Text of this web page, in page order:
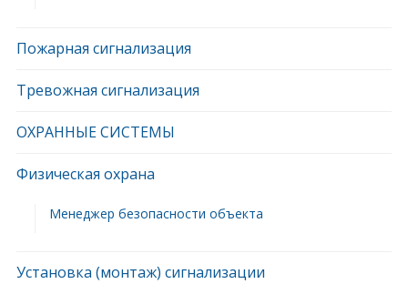
Пожарная сигнализация
Тревожная сигнализация
ОХРАННЫЕ СИСТЕМЫ
Физическая охрана
Менеджер безопасности объекта
Установка (монтаж) сигнализации